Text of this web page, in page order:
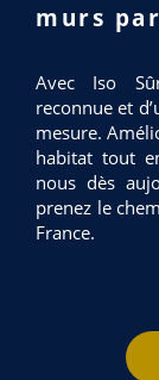
murs
Avec Iso
reconnue et
mesure.
habitat tout
nous dès
prenez le
France.